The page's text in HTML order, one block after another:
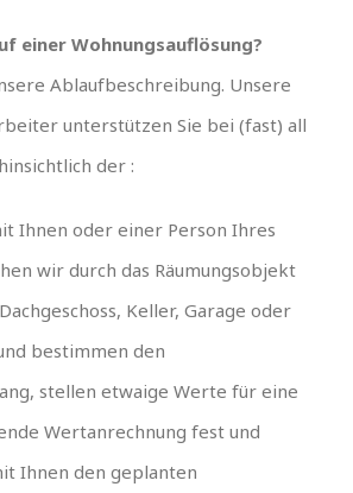
einer Wohnungsauflösung?
Ablaufbeschreibung. Unsere
unterstützen Sie bei (fast) all
der :
Ihnen oder einer Person Ihres
wir durch das Räumungsobjekt
Keller, Garage oder
bestimmen den
stellen etwaige Werte für eine
Wertanrechnung fest und
Ihnen den geplanten